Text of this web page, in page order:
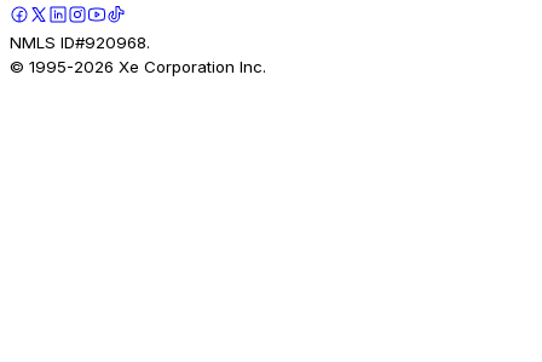
NMLS ID#920968.
© 1995-2026 Xe Corporation Inc.